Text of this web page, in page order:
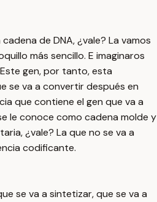
de DNA, ¿vale? La vamos
más sencillo. E imaginaros
gen, por tanto, esta
se va a convertir después en
que contiene el gen que va a
le conoce como cadena molde y
¿vale? La que no se va a
codificante.
se va a sintetizar, que se va a